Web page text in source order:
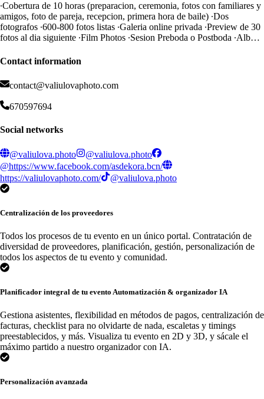
∙Cobertura de 10 horas (preparacion, ceremonia, fotos con familiares y
amigos, foto de pareja, recepcion, primera hora de baile) ∙Dos
fotografos ∙600-800 fotos listas ∙Galeria online privada ∙Preview de 30
fotos al dia siguiente ∙Film Photos ∙Sesion Preboda o Postboda ∙Album
Cataluña incluido
Contact information
contact@valiulovaphoto.com
670597694
Social networks
@valiulova.photo
@valiulova.photo
@https://www.facebook.com/asdekora.bcn/
https://valiulovaphoto.com/
@valiulova.photo
Centralización de los proveedores
Todos los procesos de tu evento en un único portal. Contratación de
diversidad de proveedores, planificación, gestión, personalización de
todos los aspectos de tu evento y comunidad.
Planificador integral de tu evento Automatización & organizador IA
Gestiona asistentes, flexibilidad en métodos de pagos, centralización de
facturas, checklist para no olvidarte de nada, escaletas y timings
preestablecidos, y más. Visualiza tu evento en 2D y 3D, y sácale el
máximo partido a nuestro organizador con IA.
Personalización avanzada